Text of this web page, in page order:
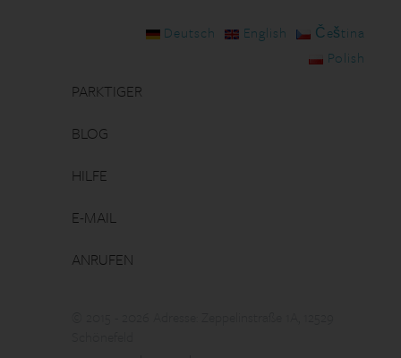
Deutsch English
Čeština
Polish
PARKTIGER
BLOG
HILFE
E-MAIL
ANRUFEN